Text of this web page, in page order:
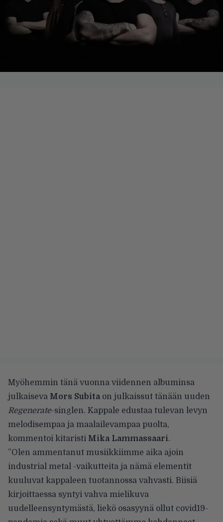
Myöhemmin tänä vuonna viidennen albuminsa
julkaiseva Mors Subitaon julkaissut tänään uuden
Regenerate-singlen. Kappale edustaa tulevan levyn
melodisempaa ja maalailevampaa puolta,
kommentoi kitaristi Mika Lammassaari.
”Olen ammentanut musiikkiimme aika ajoin
industrial metal -vaikutteita ja nämä elementit
kuuluvat kappaleen tuotannossa vahvasti. Biisiä
kirjoittaessa syntyi vahva mielikuva
uudelleensyntymästä, liekö osasyynä ollut covid19-